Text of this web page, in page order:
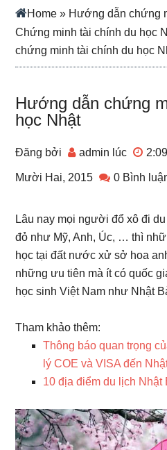
Home » Hướng dẫn chứng
Chứng minh tài chính du học
chứng minh tài chính du học
Hướng dẫn chứng
học Nhật
Đăng bởi admin lúc
Mười Hai, 2015 0 Bình
Lâu nay mọi người đổ xô đi
đỏ như Mỹ, Anh, Úc, … thì
học tại đất nước xử sở hoa
những ưu tiên mà ít có quốc
học sinh Việt Nam như Nhật
Tham khảo thêm:
Thông báo quan trọng
lý COE và VISA đến
10 địa điểm du lịch Nhật